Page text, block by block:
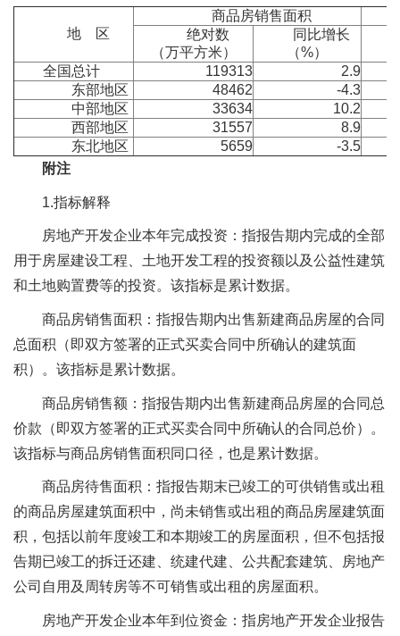
地 区
商品房销售面积
绝对数
（万平方米）
同比增长
（%）
全国总计
119313
2.9
东部地区
48462
-4.3
中部地区
33634
10.2
西部地区
31557
8.9
东北地区
5659
-3.5
附注
1.指标解释
房地产开发企业本年完成投资：指报告期内完成的全部
用于房屋建设工程、土地开发工程的投资额以及公益性建筑
和土地购置费等的投资。该指标是累计数据。
商品房销售面积：指报告期内出售新建商品房屋的合同
总面积（即双方签署的正式买卖合同中所确认的建筑面
积）。该指标是累计数据。
商品房销售额：指报告期内出售新建商品房屋的合同总
价款（即双方签署的正式买卖合同中所确认的合同总价）。
该指标与商品房销售面积同口径，也是累计数据。
商品房待售面积：指报告期末已竣工的可供销售或出租
的商品房屋建筑面积中，尚未销售或出租的商品房屋建筑面
积，包括以前年度竣工和本期竣工的房屋面积，但不包括报
告期已竣工的拆迁还建、统建代建、公共配套建筑、房地产
公司自用及周转房等不可销售或出租的房屋面积。
房地产开发企业本年到位资金：指房地产开发企业报告